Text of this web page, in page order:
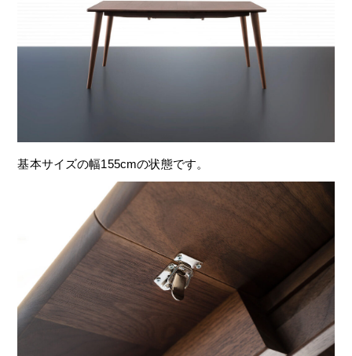
基本サイズの幅155cmの状態です。